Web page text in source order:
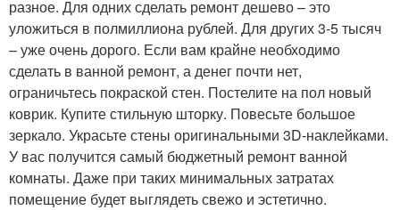
разное. Для одних сделать ремонт дешево – это
уложиться в полмиллиона рублей. Для других 3-5 тысяч
– уже очень дорого. Если вам крайне необходимо
сделать в ванной ремонт, а денег почти нет,
ограничьтесь покраской стен. Постелите на пол новый
коврик. Купите стильную шторку. Повесьте большое
зеркало. Украсьте стены оригинальными 3D-наклейками.
У вас получится самый бюджетный ремонт ванной
комнаты. Даже при таких минимальных затратах
помещение будет выглядеть свежо и эстетично.